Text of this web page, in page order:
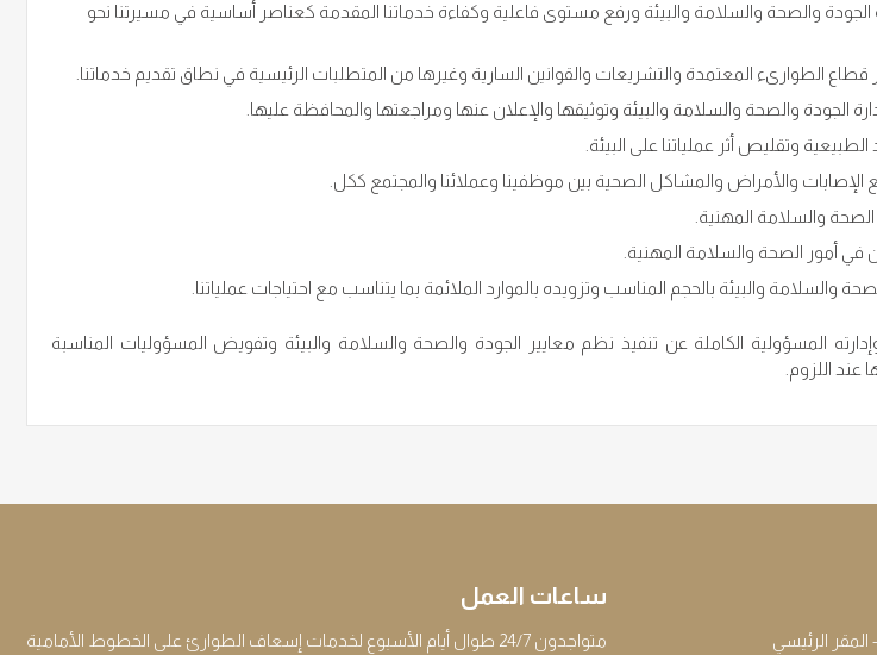
الجودة والصحة والسلامة والبيئة ورفع مستوى فاعلية وكفاءة خدماتنا المقدمة كعناصر أساسية في مسيرتنا نحو
الطوارىء المعتمدة والتشريعات والقوانين السارية وغيرها من المتطلبات الرئيسية في نطاق تقديم خدماتنا.
والصحة والسلامة والبيئة وتوثيقها والإعلان عنها ومراجعتها والمحافظة عليها.
وتقليص أثر عملياتنا على البيئة.
والأمراض والمشاكل الصحية بين موظفينا وعملائنا والمجتمع ككل.
والسلامة المهنية.
أمور الصحة والسلامة المهنية.
والسلامة والبيئة بالحجم المناسب وتزويده بالموارد الملائمة بما يتناسب مع احتياجات عملياتنا.
المسؤولية الكاملة عن تنفيذ نظم معايير الجودة والصحة والسلامة والبيئة وتفويض المسؤوليات المناسبة
عند اللزوم.
الرئيسي
ساعات العمل
متواجدون 24/7 طوال أيام الأسبوع لخدمات إسعاف الطوارئ على الخطوط الأمامية